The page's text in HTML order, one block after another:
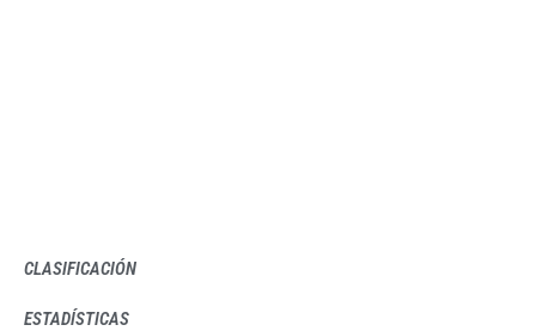
CLASIFICACIÓN
ESTADÍSTICAS